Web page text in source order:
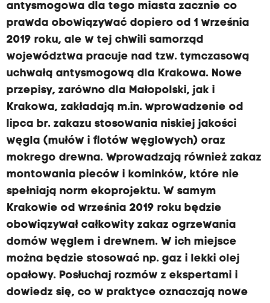
antysmogowa dla tego miasta zacznie co
prawda obowiązywać dopiero od 1 września
2019 roku, ale w tej chwili samorząd
województwa pracuje nad tzw. tymczasową
uchwałą antysmogową dla Krakowa. Nowe
przepisy, zarówno dla Małopolski, jak i
Krakowa, zakładają m.in. wprowadzenie od
lipca br. zakazu stosowania niskiej jakości
węgla (mułów i flotów węglowych) oraz
mokrego drewna. Wprowadzają również zakaz
montowania pieców i kominków, które nie
spełniają norm ekoprojektu. W samym
Krakowie od września 2019 roku będzie
obowiązywał całkowity zakaz ogrzewania
domów węglem i drewnem. W ich miejsce
można będzie stosować np. gaz i lekki olej
opałowy. Posłuchaj rozmów z ekspertami i
dowiedz się, co w praktyce oznaczają nowe